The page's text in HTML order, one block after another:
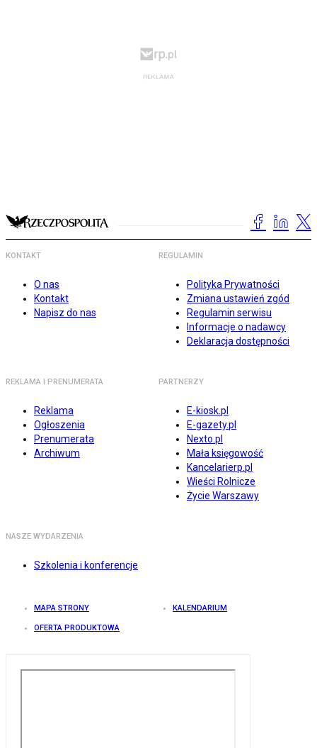
KONTAKT
O nas
Kontakt
Napisz do nas
REGULAMIN
Polityka Prywatności
Zmiana ustawień zgód
Regulamin serwisu
Informacje o nadawcy
Deklaracja dostępności
REKLAMA I PRENUMERATA
Reklama
Ogłoszenia
Prenumerata
Archiwum
PARTNERZY
E-kiosk.pl
E-gazety.pl
Nexto.pl
Mała księgowość
Kancelarierp.pl
Wieści Rolnicze
Życie Warszawy
NASZE WYDARZENIA
Szkolenia i konferencje
MAPA STRONY KALENDARIUM
OFERTA PRODUKTOWA